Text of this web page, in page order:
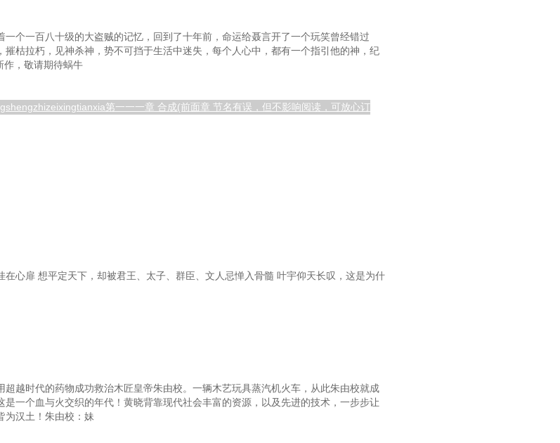
个一百八十级的大盗贼的记忆，回到了十年前，命运给聂言开了一个玩笑曾经错过
枯拉朽，见神杀神，势不可挡于生活中迷失，每个人心中，都有一个指引他的神，纪
作，敬请期待蜗牛
第一一一章 合成(前面章 节名有误，但不影响阅读，可放心订
心扉 想平定天下，却被君王、太子、群臣、文人忌惮入骨髓 叶宇仰天长叹，这是为什
越时代的药物成功救治木匠皇帝朱由校。一辆木艺玩具蒸汽机火车，从此朱由校就成
一个血与火交织的年代！黄晓背靠现代社会丰富的资源，以及先进的技术，一步步让
为汉土！朱由校：妹